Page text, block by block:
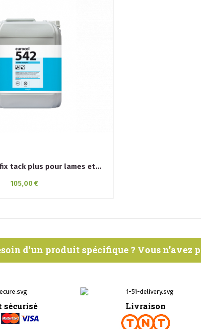
tack plus pour lames et...
105,00 €
d'un produit spécifique ? Vous n’avez
sécurisé Livraison